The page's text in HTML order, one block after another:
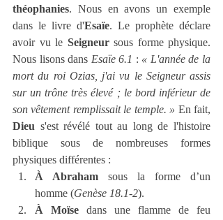
théophanies. Nous en avons un exemple
dans le livre d'Esaïe. Le prophète déclare
avoir vu le Seigneur sous forme physique.
Nous lisons dans Esaïe 6.1 : « L'année de la
mort du roi Ozias, j'ai vu le Seigneur assis
sur un trône très élevé ; le bord inférieur de
son vêtement remplissait le temple. »
Dieu s'est révélé tout au long de l'histoire
biblique sous de nombreuses formes
physiques différentes :
À Abraham sous la forme d’un
homme (Genèse 18.1-2).
À Moïse dans une flamme de feu